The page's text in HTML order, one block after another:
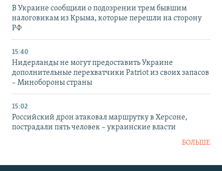
В Украине сообщили о подозрении трем бывшим
налоговикам из Крыма, которые перешли на сторону
РФ
15:40
Нидерланды не могут предоставить Украине
дополнительные перехватчики Patriot из своих запасов
– Минобороны страны
15:02
Российский дрон атаковал маршрутку в Херсоне,
пострадали пять человек – украинские власти
БОЛЬШЕ